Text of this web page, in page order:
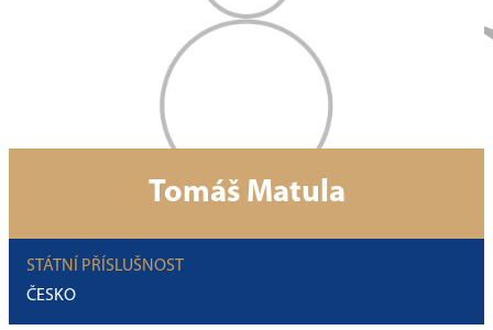
Tomáš Matula
STÁTNÍ PŘÍSLUŠNOST
ČESKO